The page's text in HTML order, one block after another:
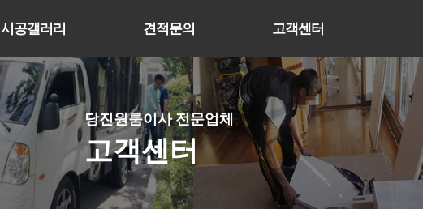
시공갤러리 견적문의 고객센터
당진원룸이사 전문업체
고객센터